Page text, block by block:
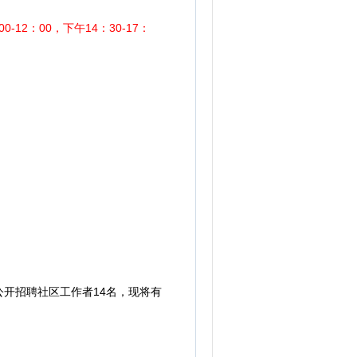
12：00，下午14：30-17：
招聘社区工作者14名，现将有